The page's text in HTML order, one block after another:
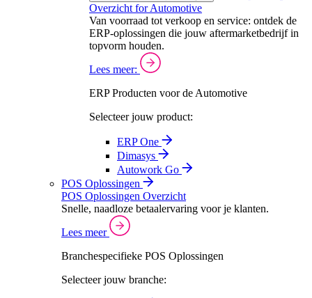
Overzicht for Automotive
Van voorraad tot verkoop en service: ontdek de
ERP-oplossingen die jouw aftermarketbedrijf in
topvorm houden.
Lees meer:
ERP Producten voor de Automotive
Selecteer jouw product:
ERP One
Dimasys
Autowork Go
POS Oplossingen
POS Oplossingen Overzicht
Snelle, naadloze betaalervaring voor je klanten.
Lees meer
Branchespecifieke POS Oplossingen
Selecteer jouw branche: